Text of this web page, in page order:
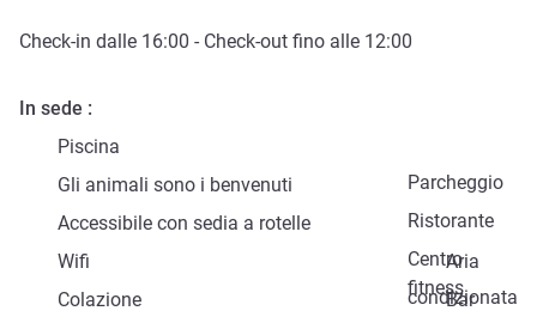
Check-in dalle 16:00 - Check-out fino alle 12:00
In sede
Piscina
Parcheggio
Gli animali sono i benvenuti
Ristorante
Accessibile con sedia a rotelle
Centro
fitness
Wifi
Aria
condizionata
Colazione
Bar